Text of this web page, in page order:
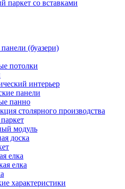
паркет со вставками
(буазери)
потолки
интерьер
панели
панно
столярного производства
модуль
доска
елка
елка
характеристики